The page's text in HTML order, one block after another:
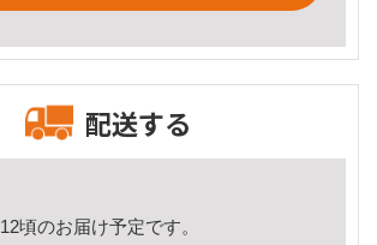
配送する
頃のお届け予定です。